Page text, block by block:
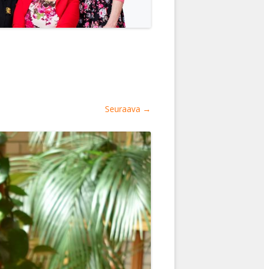
Seuraava →